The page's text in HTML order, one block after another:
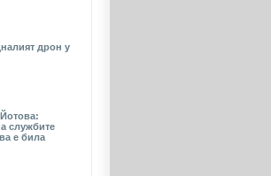
дрон у
службите
е била